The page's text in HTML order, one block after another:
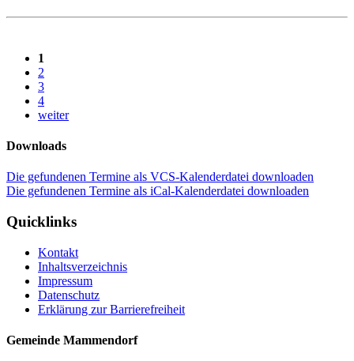
1
2
3
4
weiter
Downloads
Die gefundenen Termine als VCS-Kalenderdatei downloaden
Die gefundenen Termine als iCal-Kalenderdatei downloaden
Quicklinks
Kontakt
Inhaltsverzeichnis
Impressum
Datenschutz
Erklärung zur Barrierefreiheit
Gemeinde Mammendorf